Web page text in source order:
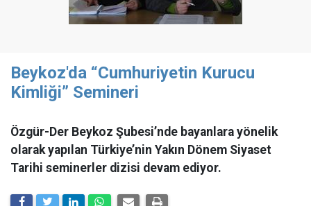
Beykoz'da “Cumhuriyetin Kurucu
Kimliği” Semineri
Özgür-Der Beykoz Şubesi’nde bayanlara yönelik
olarak yapılan Türkiye’nin Yakın Dönem Siyaset
Tarihi seminerler dizisi devam ediyor.